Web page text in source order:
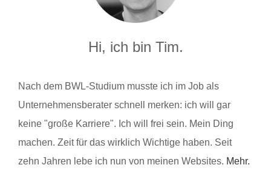
Hi, ich bin Tim.
Nach dem BWL-Studium musste ich im Job als
Unternehmensberater schnell merken: ich will gar
keine "große Karriere". Ich will frei sein. Mein Ding
machen. Zeit für das wirklich Wichtige haben. Seit
zehn Jahren lebe ich nun von meinen Websites. Mehr.